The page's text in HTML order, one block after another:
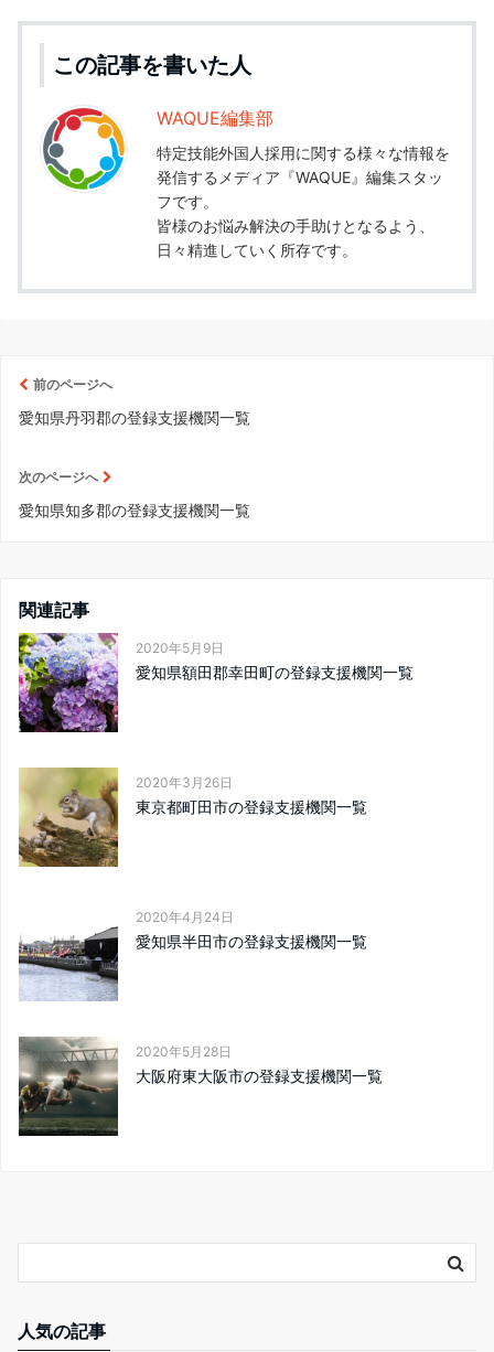
この記事を書いた人
WAQUE編集部
特定技能外国人採用に関する様々な情報を
発信するメディア『WAQUE』編集スタッ
フです。
皆様のお悩み解決の手助けとなるよう、
日々精進していく所存です。
前のページへ
愛知県丹羽郡の登録支援機関一覧
次のページへ
愛知県知多郡の登録支援機関一覧
関連記事
2020年5月9日
愛知県額田郡幸田町の登録支援機関一覧
2020年3月26日
東京都町田市の登録支援機関一覧
2020年4月24日
愛知県半田市の登録支援機関一覧
2020年5月28日
大阪府東大阪市の登録支援機関一覧
人気の記事